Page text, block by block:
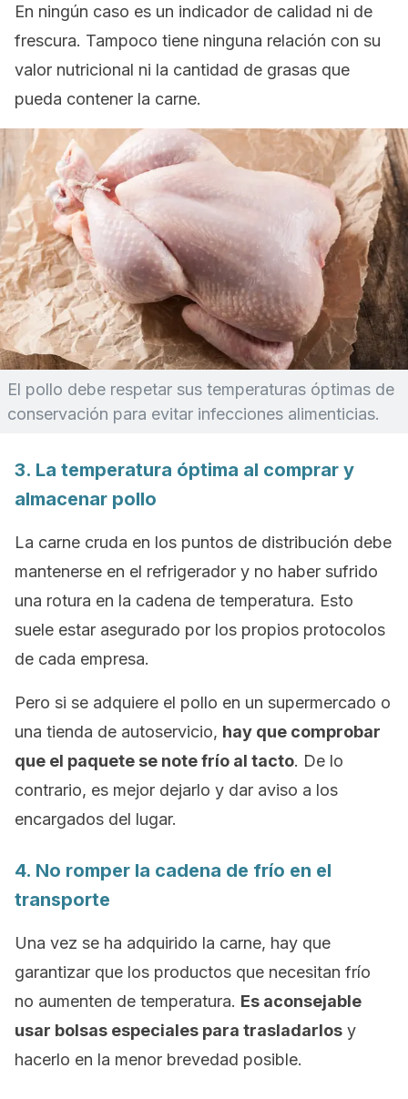
En ningún caso es un indicador de calidad ni de
frescura. Tampoco tiene ninguna relación con su
valor nutricional ni la cantidad de grasas que
pueda contener la carne.
El pollo debe respetar sus temperaturas óptimas de
conservación para evitar infecciones alimenticias.
3. La temperatura óptima al comprar y
almacenar pollo
La carne cruda en los puntos de distribución debe
mantenerse en el refrigerador y no haber sufrido
una rotura en la cadena de temperatura. Esto
suele estar asegurado por los propios protocolos
de cada empresa.
Pero si se adquiere el pollo en un supermercado o
una tienda de autoservicio, hay que comprobar
que el paquete se note frío al tacto. De lo
contrario, es mejor dejarlo y dar aviso a los
encargados del lugar.
4. No romper la cadena de frío en el
transporte
Una vez se ha adquirido la carne, hay que
garantizar que los productos que necesitan frío
no aumenten de temperatura. Es aconsejable
usar bolsas especiales para trasladarlos y
hacerlo en la menor brevedad posible.